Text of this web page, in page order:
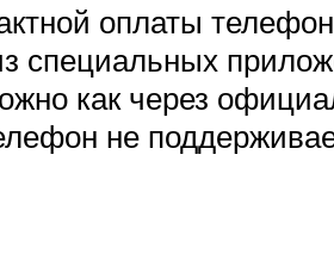
оплаты
специальных
как через
не